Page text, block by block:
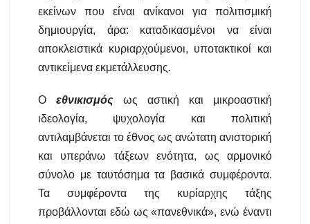
εκείνων που είναι ανίκανοι για πολιτισμική
δημιουργία, άρα: καταδικασμένοι να είναι
αποκλειστικά κυριαρχούμενοι, υποτακτικοί και
αντικείμενα εκμετάλλευσης.
Ο εθνικισμός ως αστική και μικροαστική
ιδεολογία, ψυχολογία και πολιτική
αντιλαμβάνεται το έθνος ως ανώτατη ανιστορική
και υπεράνω τάξεων ενότητα, ως αρμονικό
σύνολο με ταυτόσημα τα βασικά συμφέροντα.
Τα συμφέροντα της κυρίαρχης τάξης
προβάλλονται εδώ ως «πανεθνικά», ενώ έναντι